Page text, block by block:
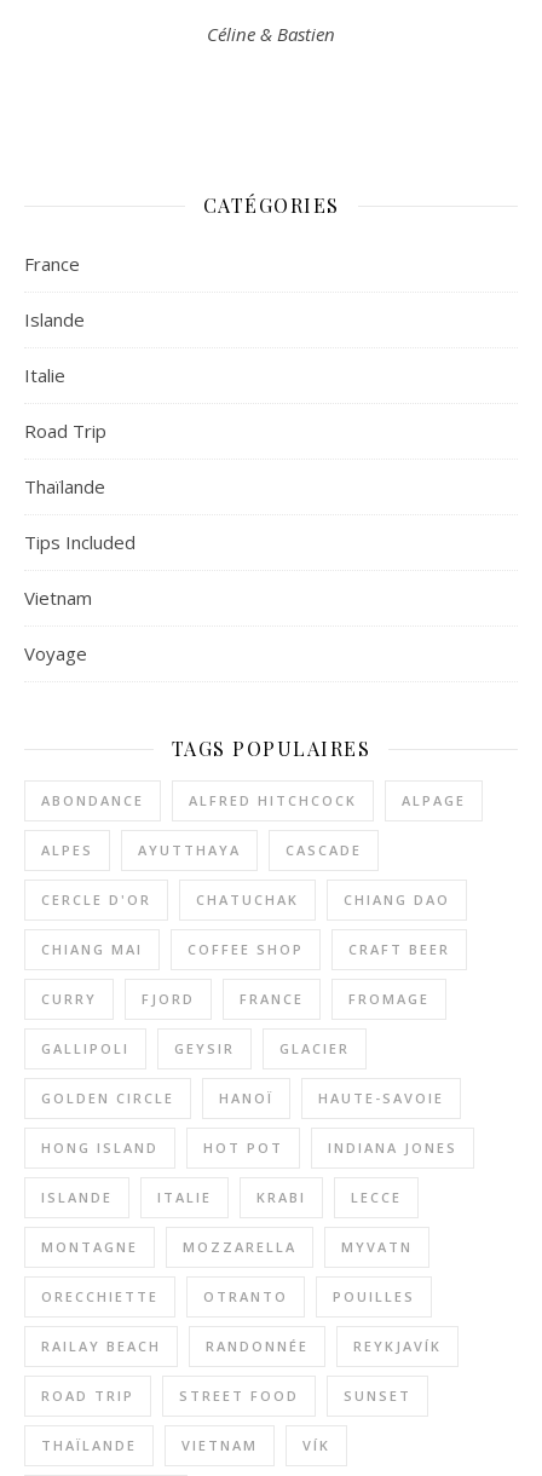
Céline & Bastien
CATÉGORIES
France
Islande
Italie
Road Trip
Thaïlande
Tips Included
Vietnam
Voyage
TAGS POPULAIRES
ABONDANCE ALFRED HITCHCOCK ALPAGE
ALPES AYUTTHAYA CASCADE
CERCLE D'OR CHATUCHAK CHIANG DAO
CHIANG MAI COFFEE SHOP CRAFT BEER
CURRY FJORD FRANCE FROMAGE
GALLIPOLI GEYSIR GLACIER
GOLDEN CIRCLE HANOÏ HAUTE-SAVOIE
HONG ISLAND HOT POT INDIANA JONES
ISLANDE ITALIE KRABI LECCE
MONTAGNE MOZZARELLA MYVATN
ORECCHIETTE OTRANTO POUILLES
RAILAY BEACH RANDONNÉE REYKJAVÍK
ROAD TRIP STREET FOOD SUNSET
THAÏLANDE VIETNAM VÍK